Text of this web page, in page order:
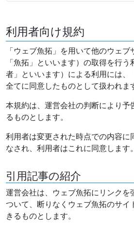
利用者向け規約
「ウェブ魚拓」を用いて他のウェブ
「魚拓」といいます）の取得を行う
者」といいます）による利用には、
全てに同意したものとして扱われま
本規約は、運営会社の判断により予
るものとします。
利用者は変更された時点での内容に
なされ、利用者はこれに同意します。
引用記事の紹介
運営会社は、ウェブ魚拓にリンクを
ついて、断りなくウェブ魚拓のサイ
きるものとします。